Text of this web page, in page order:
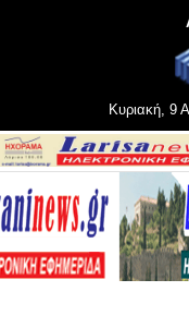
Κυριακή, 9